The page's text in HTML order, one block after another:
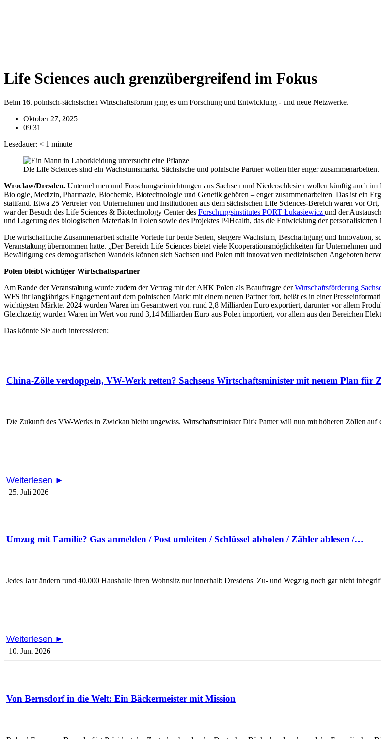
Life Sciences auch grenzübergreifend im Fokus
Beim 16. polnisch-sächsischen Wirtschaftsforum ging es um Forschung und Entwicklung - und neue Netzwerke.
Oktober 27, 2025
09:31
Lesedauer: < 1 minute
Die Life Sciences sind ein Wachstumsmarkt. Sächsische und polnische Partner wollen hier enger
Wroclaw/Dresden. Unternehmen und Forschungseinrichtungen aus Sachsen und Niederschlesien wollen künftig auch
Biologie, Medizin, Pharmazie, Biochemie, Biotechnologie und Genetik gehören – enger zusammenarbeiten. Das ist ein
stattfand. Etwa 25 Vertreter von Unternehmen und Institutionen aus dem sächsischen Life Sciences-Bereich waren vor
war der Besuch des Life Sciences & Biotechnology Center des Forschungsinstitutes PORT Łukasiewicz und der
und Lagerung des biologischen Materials in Polen sowie des Projektes P4Health, das die Entwicklung der
Die wirtschaftliche Zusammenarbeit schaffe Vorteile für beide Seiten, steigere Wachstum, Beschäftigung und Innovation,
Veranstaltung übernommen hatte. „Der Bereich Life Sciences bietet viele Kooperationsmöglichkeiten für Unternehmen
Bewältigung des demografischen Wandels können sich Sachsen und Polen mit innovativen medizinischen Angeboten
Polen bleibt wichtiger Wirtschaftspartner
Am Rande der Veranstaltung wurde zudem der Vertrag mit der AHK Polen als Beauftragte derWirtschaftsförderung
WFS ihr langjähriges Engagement auf dem polnischen Markt mit einem neuen Partner fort, heißt es in einer
wichtigsten Märkte. 2024 wurden Waren im Gesamtwert von rund 2,8 Milliarden Euro exportiert, darunter vor allem
Gleichzeitig wurden Waren im Wert von rund 3,14 Milliarden Euro aus Polen importiert, vor allem aus den Bereichen
Das könnte Sie auch interessieren:
China-Zölle verdoppeln, VW-Werk retten? Sachsens Wirtschaftsminister mit neuem Plan für
Die Zukunft des VW-Werks in Zwickau bleibt ungewiss. Wirtschaftsminister Dirk Panter will nun mit höheren Zöllen auf
Weiterlesen ►
25. Juli 2026
Umzug mit Familie? Gas anmelden / Post umleiten / Schlüssel abholen / Zähler ablesen /…
Jedes Jahr ändern rund 40.000 Haushalte ihren Wohnsitz nur innerhalb Dresdens, Zu- und Wegzug noch gar nicht
Weiterlesen ►
10. Juni 2026
Von Bernsdorf in die Welt: Ein Bäckermeister mit Mission